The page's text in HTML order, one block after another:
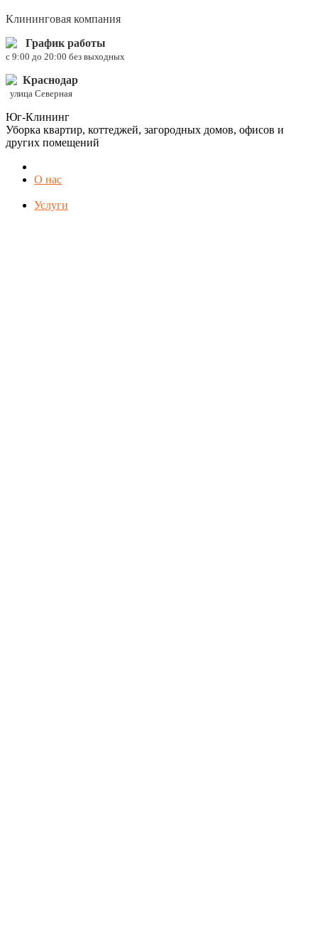
Клининговая компания
График работы
c 9:00 до 20:00 без выходных
Краснодар
улица Северная
Юг-Клининг
Уборка квартир, коттеджей, загородных домов, офисов и
других помещений
О нас
Услуги